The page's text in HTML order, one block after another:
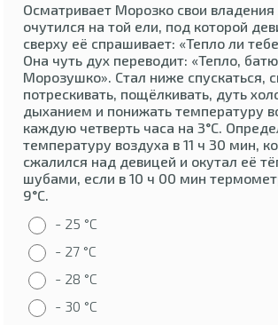
Осматривает Морозко свои
очутился на той ели, под которой
сверху её спрашивает: «Тепло ли
Она чуть дух переводит: «Тепло,
Морозушко». Стал ниже спускаться,
потрескивать, пощёлкивать, дуть
дыханием и понижать температуру
каждую четверть часа на 3°C.
температуру воздуха в 11 ч 30 мин,
сжалился над девицей и окутал её
шубами, если в 10 ч 00 мин
9°C.
- 25 °C
- 27 °C
- 28 °C
- 30 °C